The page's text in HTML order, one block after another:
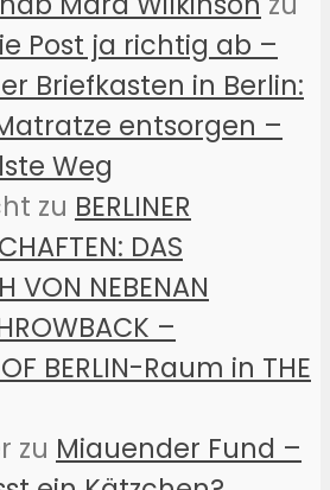
Post ja richtig ab –
Briefkasten in Berlin:
entsorgen –
Weg
zu BERLINER
DAS
VON NEBENAN
–
BERLIN-Raum in THE
zu Miauender Fund –